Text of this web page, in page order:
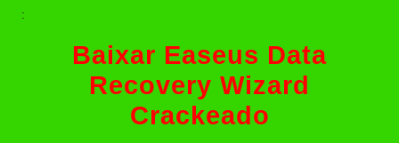
:
Baixar Easeus Data
Recovery Wizard
Crackeado